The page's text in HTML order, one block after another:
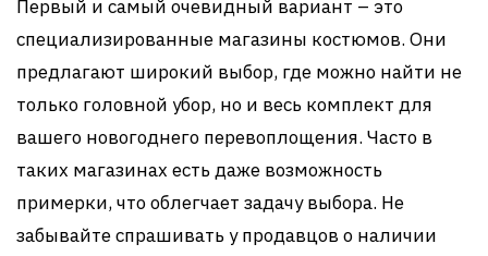
Первый и самый очевидный вариант – это
специализированные магазины костюмов. Они
предлагают широкий выбор, где можно найти не
только головной убор, но и весь комплект для
вашего новогоднего перевоплощения. Часто в
таких магазинах есть даже возможность
примерки, что облегчает задачу выбора. Не
забывайте спрашивать у продавцов о наличии